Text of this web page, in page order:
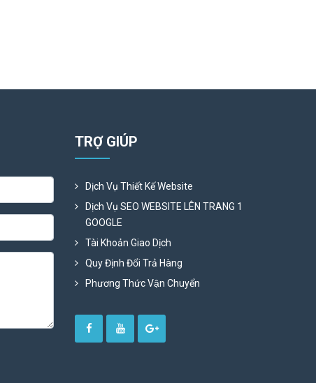
TRỢ GIÚP
Dịch Vụ Thiết Kế Website
Dịch Vụ SEO WEBSITE LÊN TRANG 1
GOOGLE
Tài Khoản Giao Dịch
Quy Định Đổi Trả Hàng
Phương Thức Vận Chuyển